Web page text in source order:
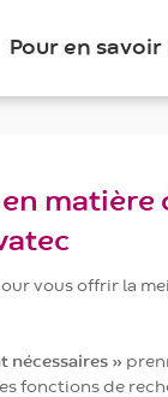
Pour en savoir
matière
vous offrir la
nécessaires »
fonctions de